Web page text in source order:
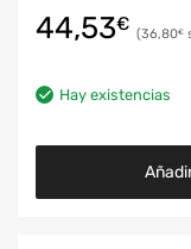
44,53€ 36,80€
Hay existencias